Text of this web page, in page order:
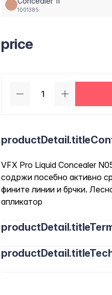
1001385
price
VFX Pro Liquid Concealer
содржи посебно активно
фините линии и брчки.
апликатор